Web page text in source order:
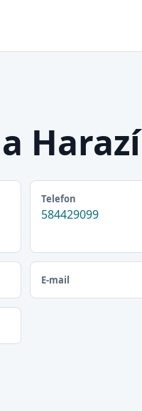
Telefon
584429099
E-mail